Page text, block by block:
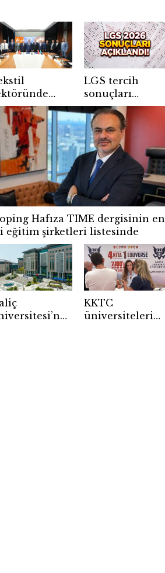
için
adım
LGS tercih
sonuçları
açıklandı
Hafıza TIME dergisinin en
eğitim şirketleri listesinde
KKTC
üniversiteleri